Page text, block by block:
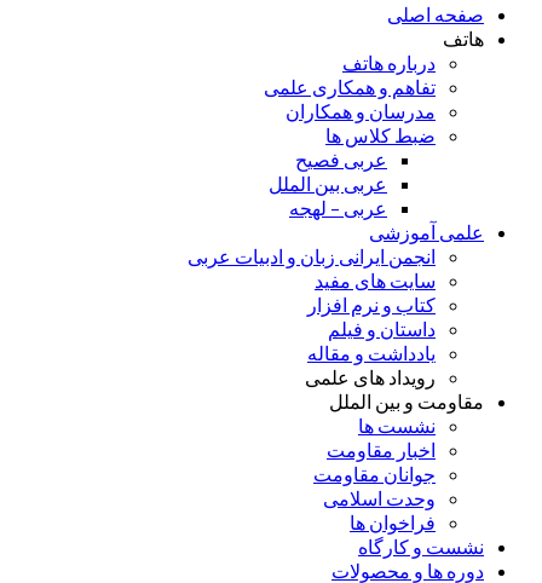
صفحه اصلی
هاتف
درباره هاتف
تفاهم و همکاری علمی
مدرسان و همکاران
ضبط کلاس ها
عربی فصیح
عربی بین الملل
عربی – لهجه
علمی آموزشی
انجمن ایرانی زبان و ادبیات عربی
سایت های مفید
کتاب و نرم افزار
داستان و فیلم
یادداشت و مقاله
رویداد های علمی
مقاومت و بین الملل
نشست ها
اخبار مقاومت
جوانان مقاومت
وحدت اسلامی
فراخوان ها
نشست و کارگاه
دوره ها و محصولات